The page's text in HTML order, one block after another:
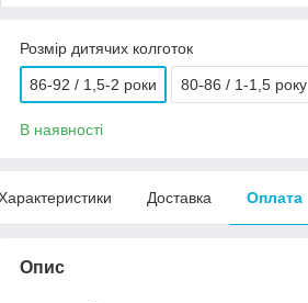
Розмір дитячих колготок
86-92 / 1,5-2 роки 80-86 / 1-1,5 року
В наявності
Доставка Оплата
Опис